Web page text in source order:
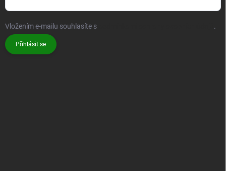
Vložením e-mailu souhlasíte s .
Přihlásit se